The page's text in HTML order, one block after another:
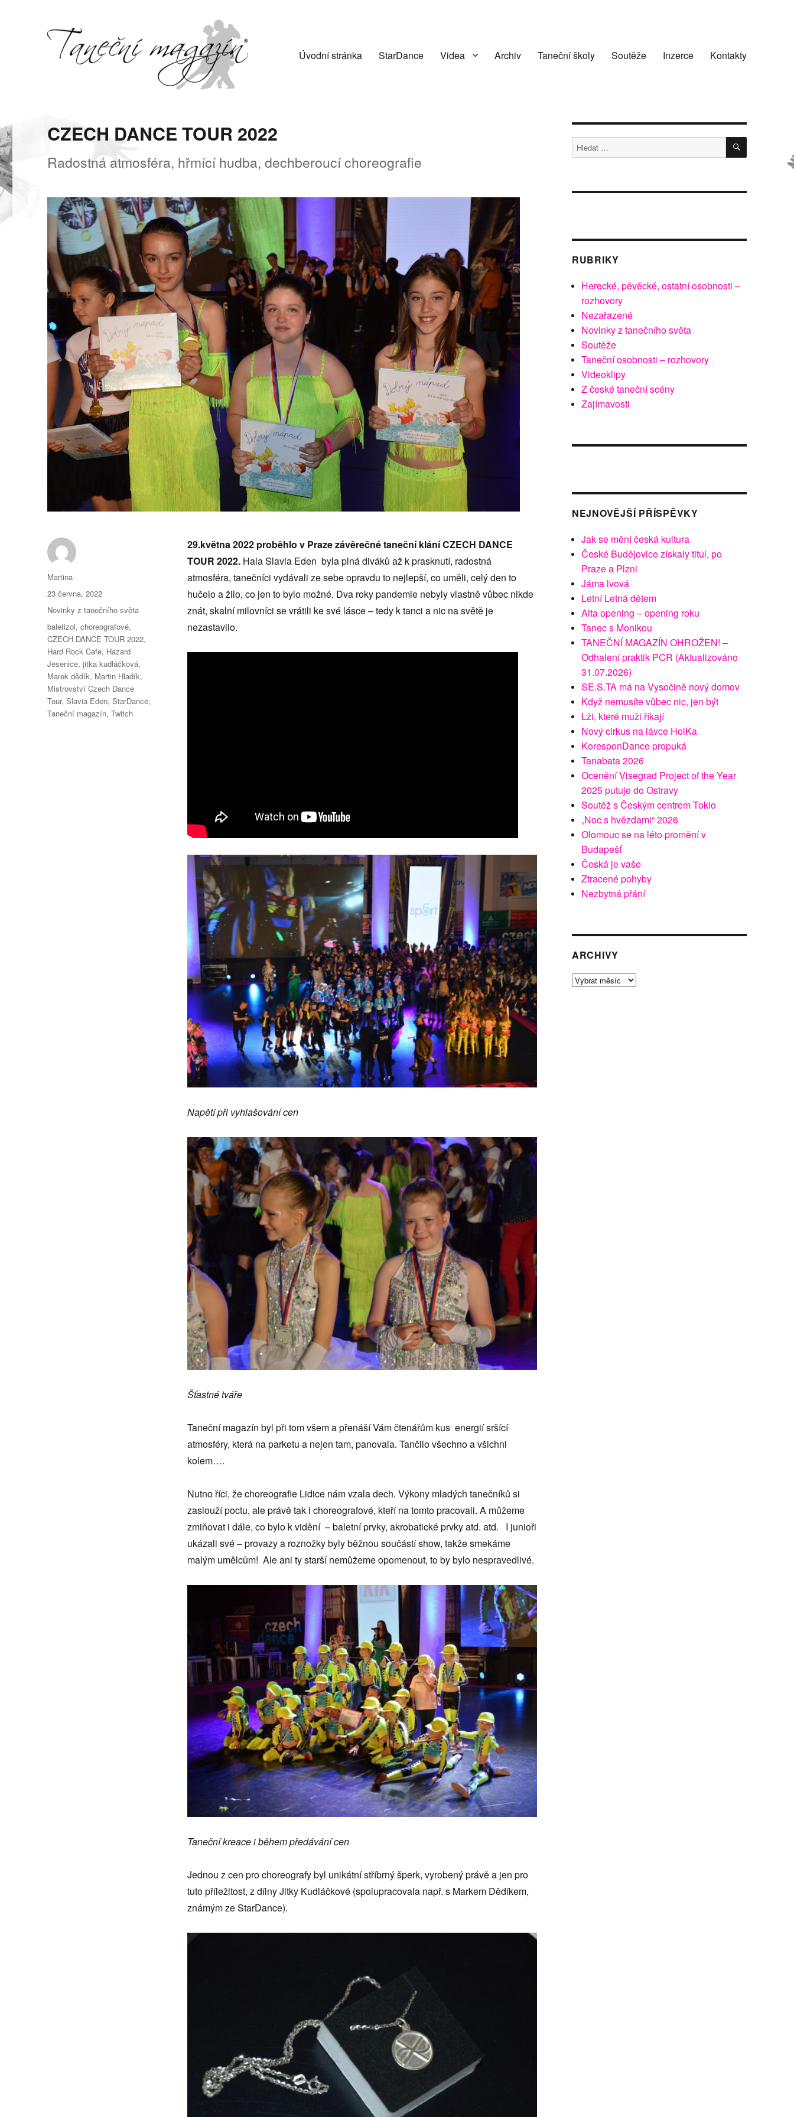
Úvodní stránka StarDance Videa Archiv Taneční školy Soutěže Inzerce Kontakty
CZECH DANCE TOUR 2022
Radostná atmosféra, hřmící hudba, dechberoucí choreografie
29.května 2022 proběhlo v Praze závěrečné taneční klání CZECH DANCE
TOUR 2022.Hala Slavia Eden byla plná diváků až k prasknutí, radostná
atmosféra, tanečníci vydávali ze sebe opravdu to nejlepší, co uměli, celý den to
hučelo a žilo, co jen to bylo možné. Dva roky pandemie nebyly vlastně vůbec nikde
znát, skalní milovníci se vrátili ke své lásce – tedy k tanci a nic na světě je
nezastavilo.
Napětí při vyhlašování cen
Šťastné tváře
Taneční magazín byl při tom všem a přenáší Vám čtenářům kus energií sršící
atmosféry, která na parketu a nejen tam, panovala. Tančilo všechno a všichni
kolem….
Nutno říci, že choreografie Lidice nám vzala dech. Výkony mladých tanečníků si
zaslouží poctu, ale právě tak i choreografové, kteří na tomto pracovali. A můžeme
zmiňovat i dále, co bylo k vidění – baletní prvky, akrobatické prvky atd. atd. I junioři
ukázali své – provazy a roznožky byly běžnou součástí show, takže smekáme
malým umělcům! Ale ani ty starší nemůžeme opomenout, to by bylo nespravedlivé.
Taneční kreace i během předávání cen
Jednou z cen pro choreografy byl unikátní stříbrný šperk, vyrobený právě a jen pro
tuto příležitost, z dílny Jitky Kudláčkové (spolupracovala např. s Markem Dědíkem,
známým ze StarDance).
Autor:
Martina
Publikováno:
23 června, 2022
Rubriky:
Novinky z tanečního světa
Štítky:
baletizol,choreografové,
CZECH DANCE TOUR 2022,
Hard Rock Cafe, Hazard
Jesenice,jitka kudláčková,
Marek dědík, Martin Hladík,
Mistrovství Czech Dance
Tour,Slavia Eden,StarDance,
Taneční magazín,Twitch
Hledat: HLEDÁNÍ
RUBRIKY
Herecké, pěvěcké, ostatní osobnosti –
rozhovory
Nezařazené
Novinky z tanečního světa
Soutěže
Taneční osobnosti – rozhovory
Videoklipy
Z české taneční scény
Zajímavosti
NEJNOVĚJŠÍ PŘÍSPĚVKY
Jak se mění česká kultura
České Budějovice získaly titul, po
Praze a Plzni
Jáma lvová
Letní Letná dětem
Alta opening – opening roku
Tanec s Monikou
TANEČNÍ MAGAZÍN OHROŽEN! –
Odhalení praktik PCR (Aktualizováno
31.07.2026)
SE.S.TA má na Vysočině nový domov
Když nemusíte vůbec nic, jen být
Lži, které muži říkají
Nový cirkus na lávce HolKa
KoresponDance propuká
Tanabata 2026
Ocenění Visegrad Project of the Year
2025 putuje do Ostravy
Soutěž s Českým centrem Tokio
„Noc s hvězdami“ 2026
Olomouc se na léto promění v
Budapešť
Česká je vaše
Ztracené pohyby
Nezbytná přání
ARCHIVY
Archivy